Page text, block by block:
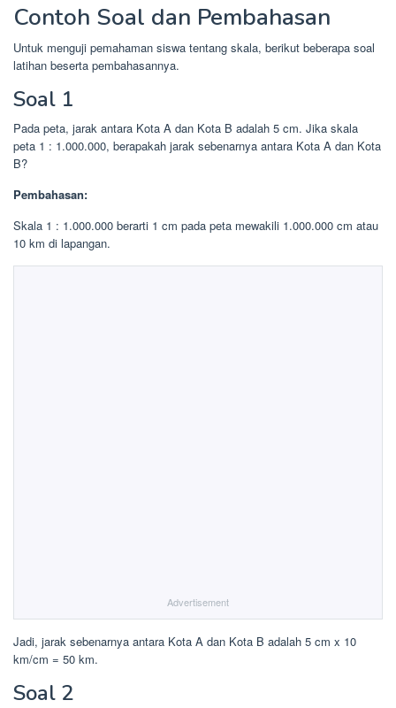
Contoh Soal dan Pembahasan
Untuk menguji pemahaman siswa tentang skala, berikut beberapa soal
latihan beserta pembahasannya.
Soal 1
Pada peta, jarak antara Kota A dan Kota B adalah 5 cm. Jika skala
peta 1 : 1.000.000, berapakah jarak sebenarnya antara Kota A dan Kota
B?
Pembahasan:
Skala 1 : 1.000.000 berarti 1 cm pada peta mewakili 1.000.000 cm atau
10 km di lapangan.
Advertisement
Jadi, jarak sebenarnya antara Kota A dan Kota B adalah 5 cm x 10
km/cm = 50 km.
Soal 2